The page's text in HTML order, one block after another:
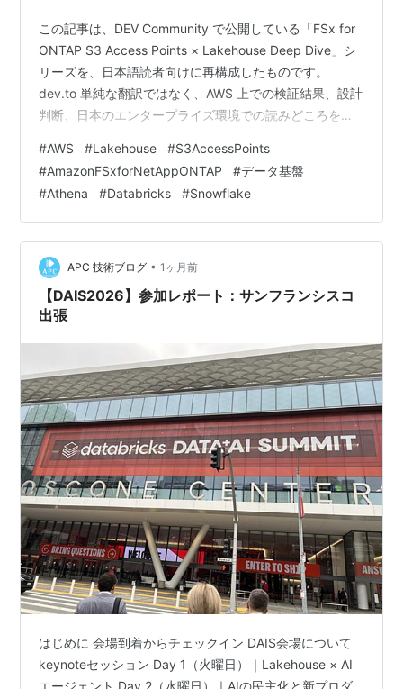
この記事は、DEV Community で公開している「FSx for
ONTAP S3 Access Points × Lakehouse Deep Dive」シ
リーズを、日本語読者向けに再構成したものです。
dev.to 単純な翻訳ではなく、AWS 上での検証結果、設計
判断、日本のエンタープライズ環境での読みどころを補
Amazon FSx for ONTAP S3 Access Points を使うと、ソ
ースファイルを S3 にコピーすることなく、NAS 上のフ
ァイルデータに S3 互換 API でアクセスできる。 AWS ネ
イティブサ…
#AWS #Lakehouse #S3AccessPoints
#AmazonFSxforNetAppONTAP #データ基盤
#Athena #Databricks #Snowflake
APC 技術ブログ • 1ヶ月前
【DAIS2026】参加レポート：サンフランシスコ
出張
はじめに 会場到着からチェックイン DAIS会場について
keynoteセッション Day 1（火曜日）｜Lakehouse × AI
エージェント Day 2（水曜日）｜AIの民主化と新プロダ